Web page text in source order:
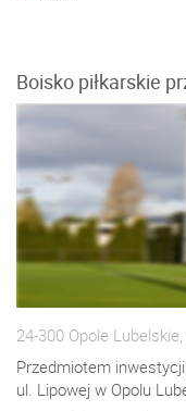
Boisko piłkarskie
24-300 Opole
Przedmiotem
ul. Lipowej w Opolu